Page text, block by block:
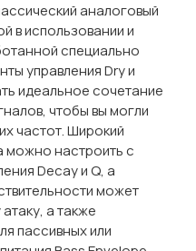
аналоговый
в использовании и
специально
управления Dry и
идеальное сочетание
чтобы вы могли
частот. Широкий
можно настроить с
Decay и Q, а
может
а также
пассивных или